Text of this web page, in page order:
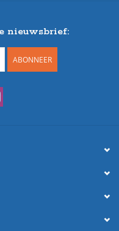
nieuwsbrief:
ABONNEER